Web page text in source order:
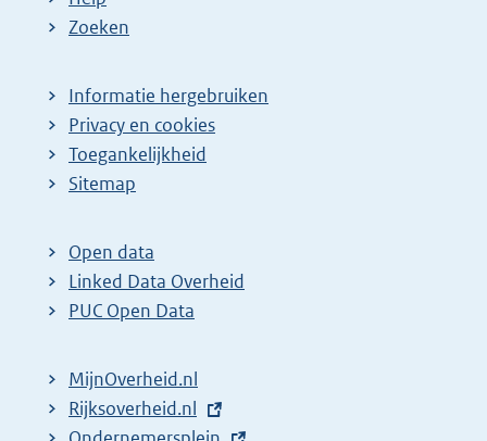
Zoeken
Informatie hergebruiken
Privacy en cookies
Toegankelijkheid
Sitemap
Open data
Linked Data Overheid
PUC Open Data
MijnOverheid.nl
E
Rijksoverheid.nl